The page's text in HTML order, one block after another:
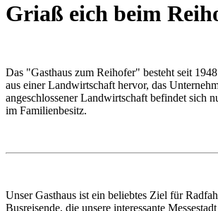
Griaß eich beim
Das "Gasthaus zum Reihofer" besteht seit
aus einer Landwirtschaft hervor, das
angeschlossener Landwirtschaft befindet sich
im Familienbesitz.
Unser Gasthaus ist ein beliebtes Ziel für
Busreisende, die unsere interessante